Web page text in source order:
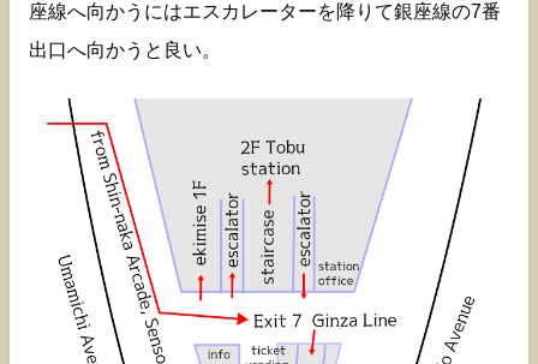
座線へ向かうにはエスカレーターを降りて銀座線の7番
出口へ向かうと良い。